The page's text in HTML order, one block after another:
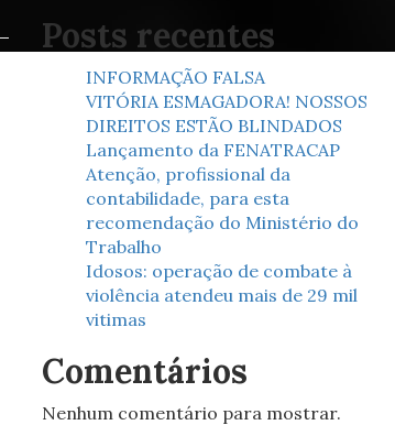
Posts recentes
INFORMAÇÃO FALSA
VITÓRIA ESMAGADORA! NOSSOS
DIREITOS ESTÃO BLINDADOS
Lançamento da FENATRACAP
Atenção, profissional da
contabilidade, para esta
recomendação do Ministério do
Trabalho
Idosos: operação de combate à
violência atendeu mais de 29 mil
vitimas
Comentários
Nenhum comentário para mostrar.